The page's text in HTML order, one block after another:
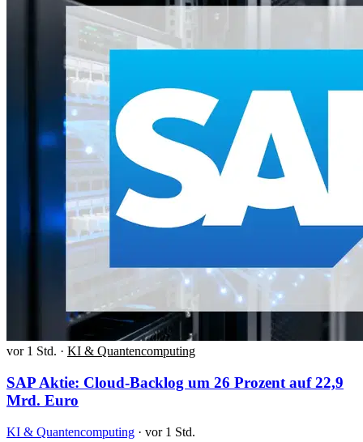
vor 1 Std. · KI & Quantencomputing
SAP Aktie: Cloud-Backlog um 26 Prozent auf 22,9
Mrd. Euro
KI & Quantencomputing · vor 1 Std.